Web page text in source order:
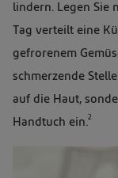
lindern. Legen Sie
Tag verteilt eine
gefrorenem
schmerzende
auf die Haut,
Handtuch ein. 2